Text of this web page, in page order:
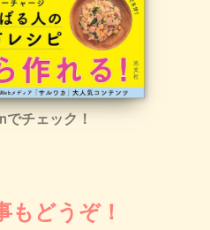
チェック！
もどうぞ！